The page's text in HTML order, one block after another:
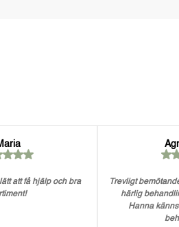
att få hjälp och bra
Trevligt
härlig
Hanna känns